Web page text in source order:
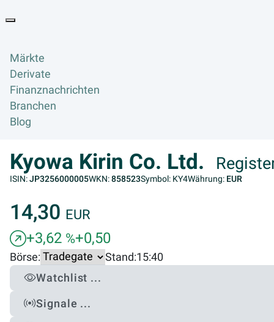
Märkte
Derivate
Finanznachrichten
Branchen
Blog
Kyowa Kirin Co. Ltd.
ISIN:JP3256000005WKN:858523Symbol: KY4Währung: EUR
14,30 EUR
+3,62 %+0,50
Börse: Stand:15:40
Watchlist ...
Signale ...